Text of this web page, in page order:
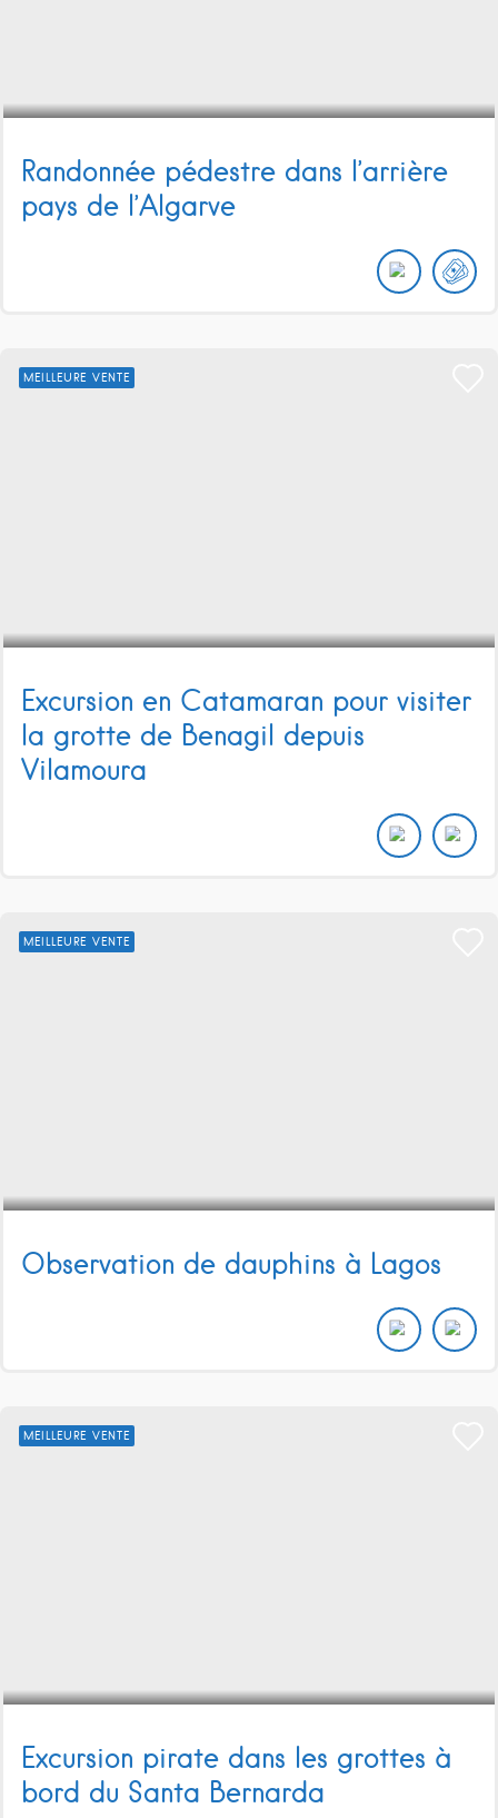
Randonnée pédestre dans l’arrière
pays de l’Algarve
MEILLEURE VENTE
Excursion en Catamaran pour visiter
la grotte de Benagil depuis
Vilamoura
MEILLEURE VENTE
Observation de dauphins à Lagos
MEILLEURE VENTE
Excursion pirate dans les grottes à
bord du Santa Bernarda